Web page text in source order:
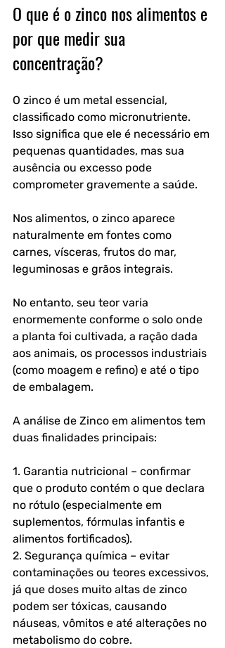
O que é o zinco nos alimentos e
por que medir sua
concentração?
O zinco é um metal essencial,
classificado como micronutriente.
Isso significa que ele é necessário em
pequenas quantidades, mas sua
ausência ou excesso pode
comprometer gravemente a saúde.
Nos alimentos, o zinco aparece
naturalmente em fontes como
carnes, vísceras, frutos do mar,
leguminosas e grãos integrais.
No entanto, seu teor varia
enormemente conforme o solo onde
a planta foi cultivada, a ração dada
aos animais, os processos industriais
(como moagem e refino) e até o tipo
de embalagem.
A análise de Zinco em alimentos tem
duas finalidades principais:
1. Garantia nutricional – confirmar
que o produto contém o que declara
no rótulo (especialmente em
suplementos, fórmulas infantis e
alimentos fortificados).
2. Segurança química – evitar
contaminações ou teores excessivos,
já que doses muito altas de zinco
podem ser tóxicas, causando
náuseas, vômitos e até alterações no
metabolismo do cobre.